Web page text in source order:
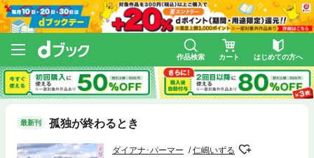
作品検索 カート はじめての方へ
最新刊 孤独が終わるとき
ダイアナ･パーマー 仁嶋いずる